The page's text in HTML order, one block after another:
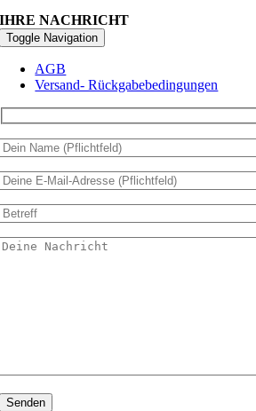
IHRE NACHRICHT
Toggle Navigation
AGB
Versand- Rückgabebedingungen